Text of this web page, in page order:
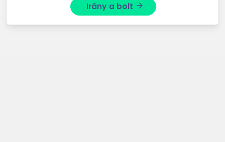
Irány a bolt arrow_forward